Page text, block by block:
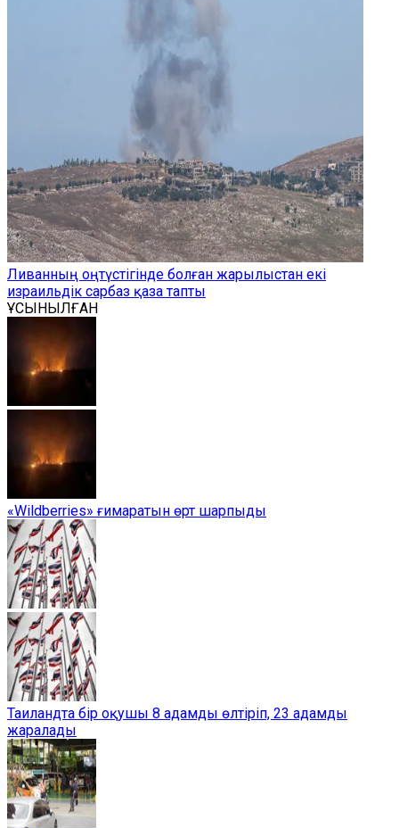
Ливанның оңтүстігінде болған жарылыстан екі
израильдік сарбаз қаза тапты
ҰСЫНЫЛҒАН
«Wildberries» ғимаратын өрт шарпыды
Таиландта бір оқушы 8 адамды өлтіріп, 23 адамды
жаралады